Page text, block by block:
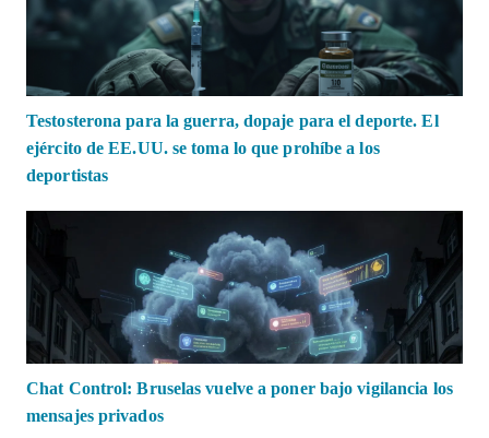
Testosterona para la guerra, dopaje para el deporte. El
ejército de EE.UU. se toma lo que prohíbe a los
deportistas
Chat Control: Bruselas vuelve a poner bajo vigilancia los
mensajes privados